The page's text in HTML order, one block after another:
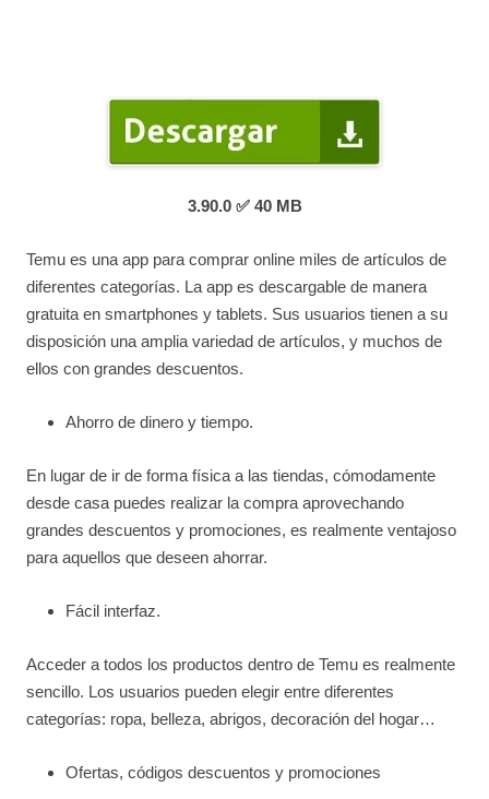
3.90.0 ✅ 40 MB
Temu es una app para comprar online miles de artículos de
diferentes categorías. La app es descargable de manera
gratuita en smartphones y tablets. Sus usuarios tienen a su
disposición una amplia variedad de artículos, y muchos de
ellos con grandes descuentos.
Ahorro de dinero y tiempo.
En lugar de ir de forma física a las tiendas, cómodamente
desde casa puedes realizar la compra aprovechando
grandes descuentos y promociones, es realmente ventajoso
para aquellos que deseen ahorrar.
Fácil interfaz.
Acceder a todos los productos dentro de Temu es realmente
sencillo. Los usuarios pueden elegir entre diferentes
categorías: ropa, belleza, abrigos, decoración del hogar…
Ofertas, códigos descuentos y promociones